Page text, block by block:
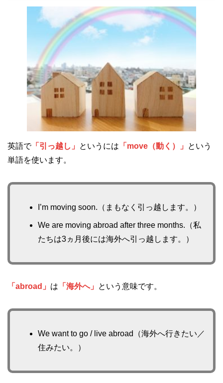
英語で「引っ越し」 というには 「move（動く）」
という
単語を使います。
I’m moving soon.（まもなく引っ越します。）
We are moving abroad after three months.（私
たちは3ヵ月後には海外へ引っ越します。）
「abroad」 は 「海外へ」 という意味です。
We want to go / live abroad（海外へ行きたい／
住みたい。）